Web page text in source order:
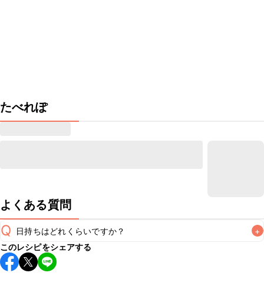
たべれぽ
よくある質問
Q 日持ちはどれくらいですか？ +
保存期間は常温で2~3日が目安です。なるべくお早めにお召
し上がりください。
このレシピをシェアする